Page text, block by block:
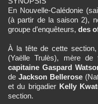
En Nouvelle-Calédonie
(à partir de la saison 2),
groupe d’enquêteurs, des
À la tête de cette section,
(Yaëlle Trulès), mère
capitaine Gaspard
de Jackson Bellerose
et du brigadier Kelly
section.